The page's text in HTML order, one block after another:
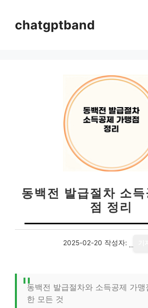
chatgptband
동백전 발급절차 소
점 정리
2025-02-20 작성자:
동백전 발급절차와 소득공제 가맹
한 모든 것